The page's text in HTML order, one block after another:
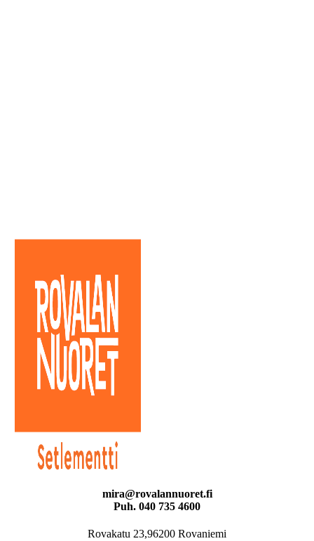
mira@rovalannuoret.fi
Puh. 040 735 4600
Rovakatu 23,96200 Rovaniemi